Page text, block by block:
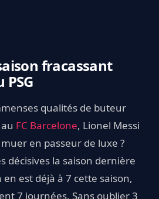
fracassant
qualités de buteur
FC Barcelone, Lionel Messi
en passeur de luxe ?
décisives la saison dernière
en est déjà à 7 cette saison,
7 journées. Sans oublier 3